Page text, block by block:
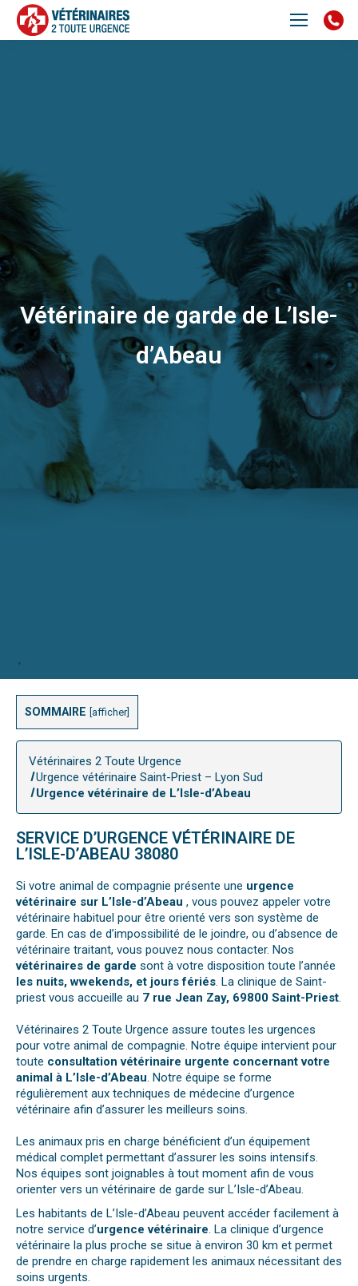
SOMMAIRE afficher
Vétérinaire de garde de L’Isle-
d’Abeau
Vétérinaires 2 Toute Urgence
Urgence vétérinaire Saint-Priest – Lyon Sud
Urgence vétérinaire de L’Isle-d’Abeau
SERVICE D’URGENCE VÉTÉRINAIRE DE
L’ISLE-D’ABEAU 38080
Si votre animal de compagnie présente une urgence
vétérinaire sur L’Isle-d’Abeau , vous pouvez appeler votre
vétérinaire habituel pour être orienté vers son système de
garde. En cas de d’impossibilité de le joindre, ou d’absence de
vétérinaire traitant, vous pouvez nous contacter. Nos
vétérinaires de garde sont à votre disposition toute l’année
les nuits, wwekends, et jours fériés. La clinique de Saint-
priest vous accueille au 7 rue Jean Zay, 69800 Saint-Priest.
Vétérinaires 2 Toute Urgence assure toutes les urgences
pour votre animal de compagnie. Notre équipe intervient pour
toute consultation vétérinaire urgente concernant votre
animal à L’Isle-d’Abeau. Notre équipe se forme
régulièrement aux techniques de médecine d’urgence
vétérinaire afin d’assurer les meilleurs soins.
Les animaux pris en charge bénéficient d’un équipement
médical complet permettant d’assurer les soins intensifs.
Nos équipes sont joignables à tout moment afin de vous
orienter vers un vétérinaire de garde sur L’Isle-d’Abeau.
Les habitants de L’Isle-d’Abeau peuvent accéder facilement à
notre service d’urgence vétérinaire. La clinique d’urgence
vétérinaire la plus proche se situe à environ 30 km et permet
de prendre en charge rapidement les animaux nécessitant des
soins urgents.